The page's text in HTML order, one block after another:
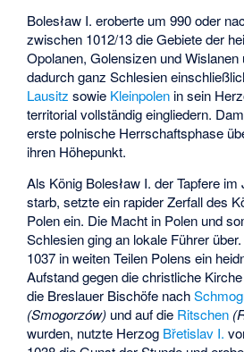
Bolesław I. eroberte um 990 oder
zwischen 1012/13 die Gebiete der
Opolanen, Golensizen und Wislanen
dadurch ganz Schlesien
Lausitz sowie Kleinpolen in sein
territorial vollständig eingliedern.
erste polnische Herrschaftsphase
ihren Höhepunkt.
Als König Bolesław I. der Tapfere im
starb, setzte ein rapider Zerfall des
Polen ein. Die Macht in Polen und
Schlesien ging an lokale Führer
1037 in weiten Teilen Polens ein
Aufstand gegen die christliche
die Breslauer Bischöfe nach
(Smogorzów) und auf die Ritschen
wurden, nutzte Herzog Břetislav I.